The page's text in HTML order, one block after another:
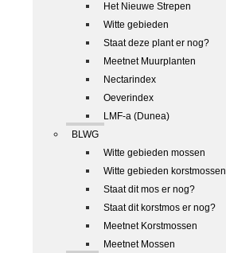
Het Nieuwe Strepen
Witte gebieden
Staat deze plant er nog?
Meetnet Muurplanten
Nectarindex
Oeverindex
LMF-a (Dunea)
BLWG
Witte gebieden mossen
Witte gebieden korstmossen
Staat dit mos er nog?
Staat dit korstmos er nog?
Meetnet Korstmossen
Meetnet Mossen